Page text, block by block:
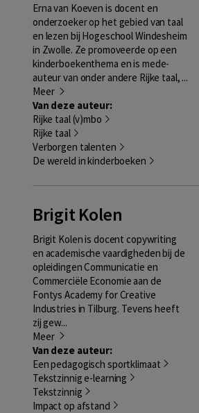
Erna van Koeven is docent en
onderzoeker op het gebied van taal
en lezen bij Hogeschool Windesheim
in Zwolle. Ze promoveerde op een
kinderboekenthema en is mede-
auteur van onder andere Rijke taal, ...
Meer
Van deze auteur:
Rijke taal (v)mbo
Rijke taal
Verborgen talenten
De wereld in kinderboeken
Brigit Kolen
Brigit Kolen is docent copywriting
en academische vaardigheden bij de
opleidingen Communicatie en
Commerciële Economie aan de
Fontys Academy for Creative
Industries in Tilburg. Tevens heeft
zij gew...
Meer
Van deze auteur:
Een pedagogisch sportklimaat
Tekstzinnig e-learning
Tekstzinnig
Impact op afstand